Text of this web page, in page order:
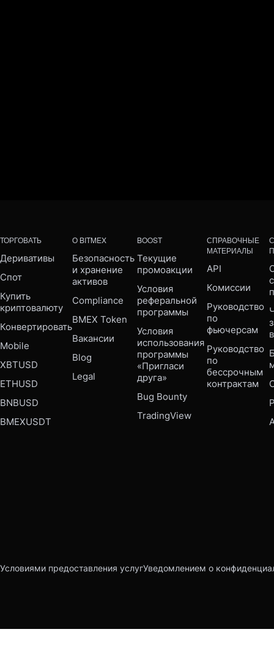
ТОРГОВАТЬ
Деривативы
Спот
Купить
криптовалюту
Конвертировать
Mobile
XBTUSD
ETHUSD
BNBUSD
BMEXUSDT
О BITMEX
Безопасность
и хранение
активов
Compliance
BMEX Token
Вакансии
Blog
Legal
BOOST
Текущие
промоакции
Условия
реферальной
программы
Условия
использования
программы
«Пригласи
друга»
Bug Bounty
TradingView
СПРАВОЧНЫЕ
МАТЕРИАЛЫ
API
Комиссии
Руководство
по
фьючерсам
Руководство
по
бессрочным
контрактам
Условиями предоставления услугУведомлением о